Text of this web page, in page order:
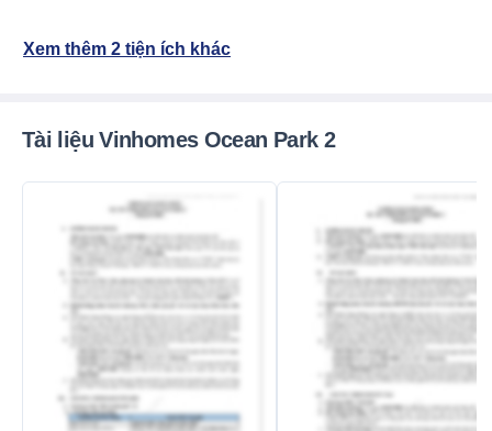
Xem thêm 2 tiện ích khác
Tài liệu Vinhomes Ocean Park 2